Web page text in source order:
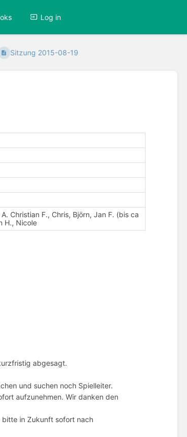
Log in
Sitzung 2015-08-19
Christian F., Chris, Björn, Jan F. (bis ca
H., Nicole
abgesagt.
und suchen noch Spielleiter.
aufzunehmen. Wir danken den
bitte in Zukunft sofort nach